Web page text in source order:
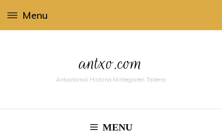
Menu
antxo.com
Antxotarrok Historia Mintegiaren Tailerra
MENU